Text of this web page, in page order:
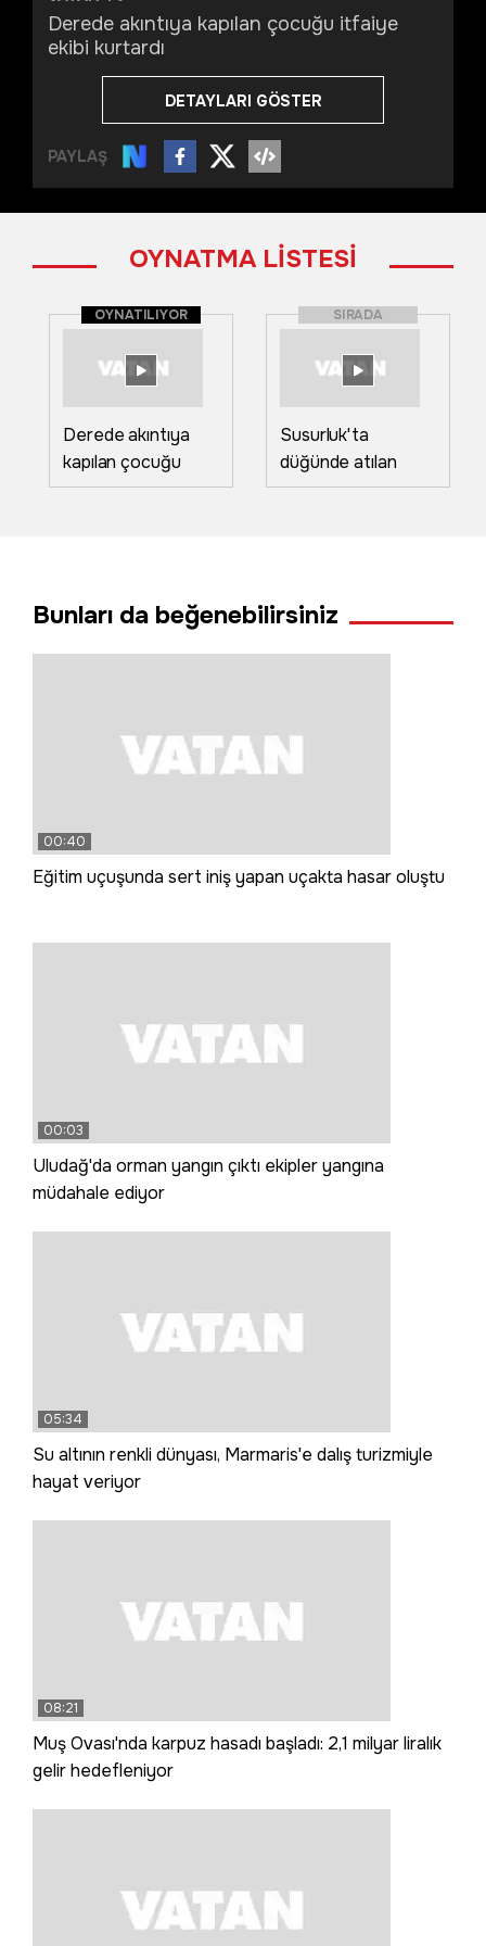
Derede akıntıya kapılan çocuğu itfaiye
ekibi kurtardı
DETAYLARI GÖSTER
PAYLAŞ
OYNATMA LİSTESİ
OYNATILIYOR
Derede akıntıya
kapılan çocuğu
itfaiye ekibi kurtardı
SIRADA
Susurluk'ta
düğünde atılan
havai fişekler
Bunları da beğenebilirsiniz
00:40
Eğitim uçuşunda sert iniş yapan uçakta hasar oluştu
00:03
Uludağ'da orman yangın çıktı ekipler yangına
müdahale ediyor
05:34
Su altının renkli dünyası, Marmaris'e dalış turizmiyle
hayat veriyor
08:21
Muş Ovası'nda karpuz hasadı başladı: 2,1 milyar liralık
gelir hedefleniyor